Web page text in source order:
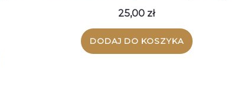
25,00 zł
DODAJ DO KOSZYKA